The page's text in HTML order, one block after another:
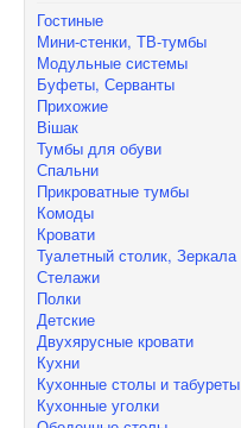
Гостиные
Мини-стенки, ТВ-тумбы
Модульные системы
Буфеты, Серванты
Прихожие
Вішак
Тумбы для обуви
Спальни
Прикроватные тумбы
Комоды
Кровати
Туалетный столик, Зеркала
Стелажи
Полки
Детские
Двухярусные кровати
Кухни
Кухонные столы и табуреты
Кухонные уголки